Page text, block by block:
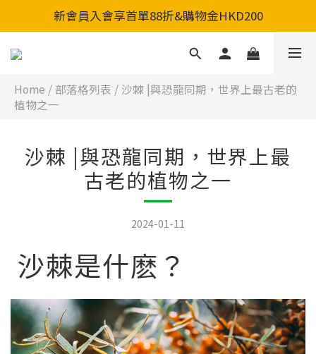
全店買滿HK$800即可免郵費，歡迎自取
新會員入會享首單88折&購物金HKD200
全店買滿HK$800即可免郵費，歡迎自取
Home / 部落格列表 / 沙棘 |與恐龍同期，世界上最古老的
植物之一
沙棘 |與恐龍同期，世界上最
古老的植物之一
2024-01-11
沙棘是什麽？